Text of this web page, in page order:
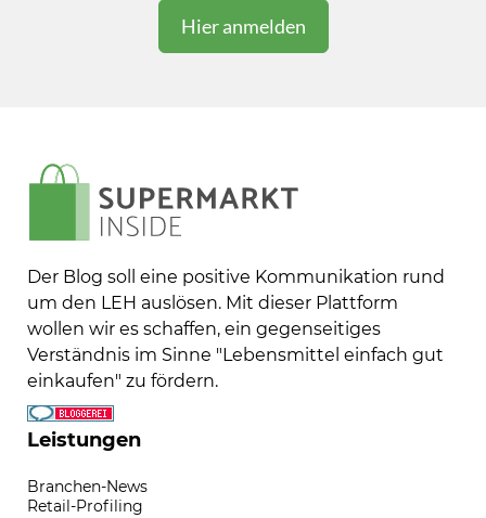
Der Blog soll eine positive Kommunikation rund
um den LEH auslösen. Mit dieser Plattform
wollen wir es schaffen, ein gegenseitiges
Verständnis im Sinne "Lebensmittel einfach gut
einkaufen" zu fördern.
Leistungen
Branchen-News
Retail-Profiling